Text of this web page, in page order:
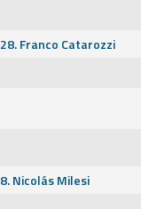
28. Franco Catarozzi
8. Nicolás Milesi